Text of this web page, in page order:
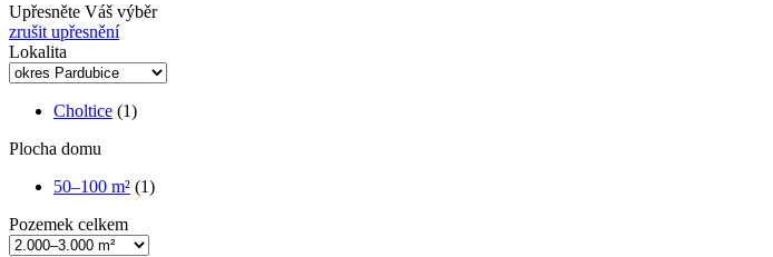
Upřesněte Váš výběr
zrušit upřesnění
Lokalita
Choltice (1)
Plocha domu
50–100 m² (1)
Pozemek celkem